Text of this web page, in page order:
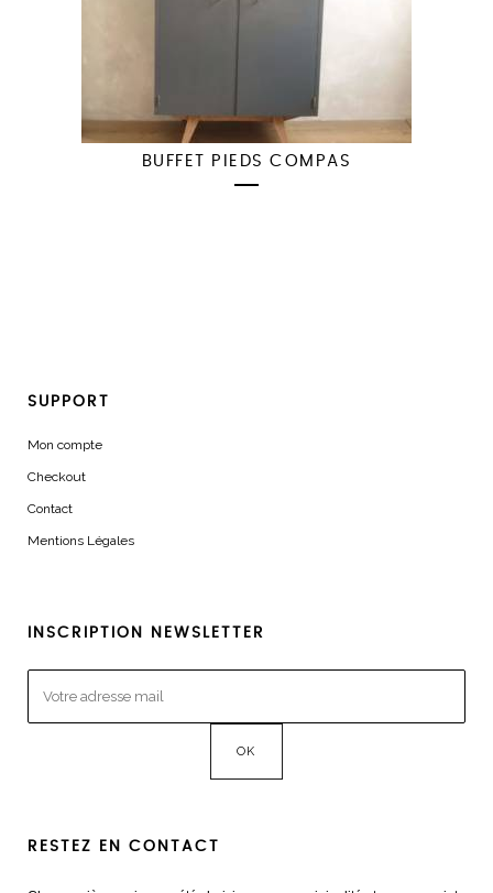
BUFFET PIEDS COMPAS
SUPPORT
Mon compte
Checkout
Contact
Mentions Légales
INSCRIPTION NEWSLETTER
RESTEZ EN CONTACT